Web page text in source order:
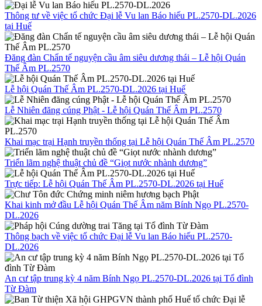
Thông tư về việc tổ chức Đại lễ Vu lan Báo hiếu PL.2570-DL.2026
tại Huế
Đăng đàn Chẩn tế nguyện cầu âm siêu dương thái – Lễ hội Quán
Thế Âm PL.2570
Lễ hội Quán Thế Âm PL.2570-DL.2026 tại Huế
Lễ Nhiên đăng cúng Phật - Lễ hội Quán Thế Âm PL.2570
Khai mạc trại Hạnh truyền thống tại Lễ hội Quán Thế Âm PL.2570
Triển lãm nghệ thuật chủ đề “Giọt nước nhành dương”
Trực tiếp: Lễ hội Quán Thế Âm PL.2570-DL.2026 tại Huế
Khai kinh mở đầu Lễ hội Quán Thế Âm năm Bính Ngọ PL.2570-
DL.2026
Thông bạch về việc tổ chức Đại lễ Vu lan Báo hiếu PL.2570-
DL.2026
An cư tập trung kỳ 4 năm Bính Ngọ PL.2570-DL.2026 tại Tổ đình
Từ Đàm